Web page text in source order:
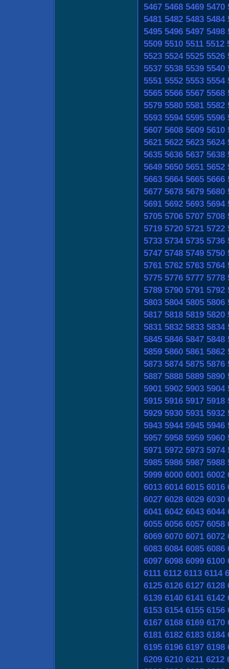
5467 5468 5469 5470
5481 5482 5483 5484
5495 5496 5497 5498
5509 5510 5511 5512
5523 5524 5525 5526
5537 5538 5539 5540
5551 5552 5553 5554
5565 5566 5567 5568
5579 5580 5581 5582
5593 5594 5595 5596
5607 5608 5609 5610
5621 5622 5623 5624
5635 5636 5637 5638
5649 5650 5651 5652
5663 5664 5665 5666
5677 5678 5679 5680
5691 5692 5693 5694
5705 5706 5707 5708
5719 5720 5721 5722
5733 5734 5735 5736
5747 5748 5749 5750
5761 5762 5763 5764
5775 5776 5777 5778
5789 5790 5791 5792
5803 5804 5805 5806
5817 5818 5819 5820
5831 5832 5833 5834
5845 5846 5847 5848
5859 5860 5861 5862
5873 5874 5875 5876
5887 5888 5889 5890
5901 5902 5903 5904
5915 5916 5917 5918
5929 5930 5931 5932
5943 5944 5945 5946
5957 5958 5959 5960
5971 5972 5973 5974
5985 5986 5987 5988
5999 6000 6001 6002
6013 6014 6015 6016
6027 6028 6029 6030
6041 6042 6043 6044
6055 6056 6057 6058
6069 6070 6071 6072
6083 6084 6085 6086
6097 6098 6099 6100
6111 6112 6113 6114
6125 6126 6127 6128
6139 6140 6141 6142
6153 6154 6155 6156
6167 6168 6169 6170
6181 6182 6183 6184
6195 6196 6197 6198
6209 6210 6211 6212